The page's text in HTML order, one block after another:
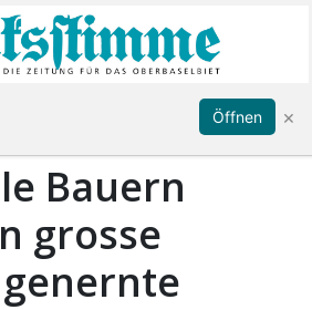
Abonnieren Anmelden
Bauern
grosse
Öffnen ×